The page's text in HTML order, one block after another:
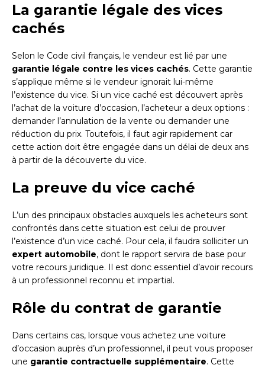
La garantie légale des vices
cachés
Selon le Code civil français, le vendeur est lié par une
garantie légale contre les vices cachés. Cette garantie
s’applique même si le vendeur ignorait lui-même
l’existence du vice. Si un vice caché est découvert après
l’achat de la voiture d’occasion, l’acheteur a deux options :
demander l’annulation de la vente ou demander une
réduction du prix. Toutefois, il faut agir rapidement car
cette action doit être engagée dans un délai de deux ans
à partir de la découverte du vice.
La preuve du vice caché
L’un des principaux obstacles auxquels les acheteurs sont
confrontés dans cette situation est celui de prouver
l’existence d’un vice caché. Pour cela, il faudra solliciter un
expert automobile, dont le rapport servira de base pour
votre recours juridique. Il est donc essentiel d’avoir recours
à un professionnel reconnu et impartial.
Rôle du contrat de garantie
Dans certains cas, lorsque vous achetez une voiture
d’occasion auprès d’un professionnel, il peut vous proposer
une garantie contractuelle supplémentaire. Cette